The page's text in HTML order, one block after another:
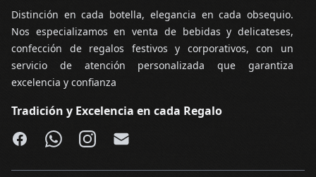
Distinción en cada botella, elegancia en cada obsequio.
Nos especializamos en venta de bebidas y delicateses,
confección de regalos festivos y corporativos, con un
servicio de atención personalizada que garantiza
excelencia y confianza
Tradición y Excelencia en cada Regalo
Facebook
WhatsApp
Instagram
Email